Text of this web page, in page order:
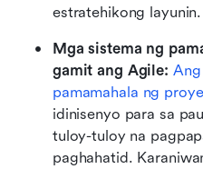
estratehikong layunin.
Mga sistema ng
gamit ang Agile:
pamamahala ng
idinisenyo para sa
tuloy-tuloy na
paghahatid.